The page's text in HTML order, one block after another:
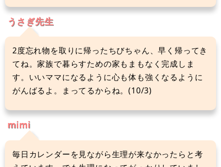
うさぎ先生
2度忘れ物を取りに帰ったちびちゃん、早く帰ってき
てね。家族で暮らすための家もまもなく完成しま
す。いいママになるように心も体も強くなるように
がんばるよ。まってるからね。(10/3)
mimi
毎日カレンダーを見ながら生理が来なかったらと考